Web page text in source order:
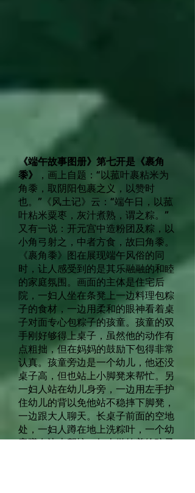
《端午故事图册》第七开是《裹角
黍》
，画上自题：“以菰叶裹粘米为
角黍，取阴阳包裹之义，以赞时
也。”《风土记》云：“端午日，以菰
叶粘米粟枣，灰汁煮熟，谓之粽。”
又有一说：开元宫中造粉团及粽，以
小角弓射之，中者方食，故曰角黍。
《裹角黍》图在展现端午风俗的同
时，让人感受到的是其乐融融的和睦
的家庭氛围。画面的主体是住宅后
院，一妇人坐在条凳上一边料理包粽
子的食材，一边用柔和的眼神看着桌
子对面专心包粽子的孩童。孩童的双
手刚好够得上桌子，虽然他的动作有
点粗拙，但在妈妈的鼓励下包得非常
认真。孩童旁边是一个幼儿，他还没
桌子高，但也站上小脚凳来帮忙。另
一妇人站在幼儿身旁，一边用左手护
住幼儿的背以免他站不稳摔下脚凳，
一边跟大人聊天。长桌子前面的空地
处，一妇人蹲在地上洗粽叶，一个幼
童蹲在边上帮忙，妇人微笑着给孩子